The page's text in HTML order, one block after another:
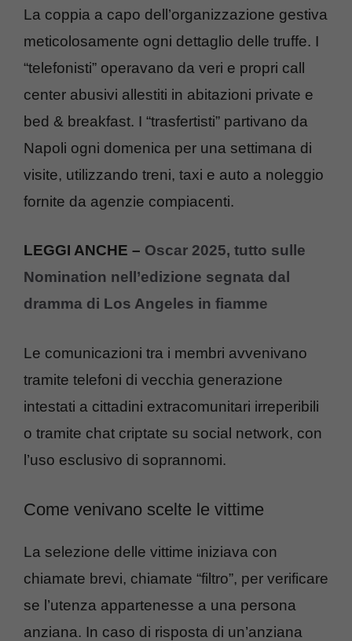
La coppia a capo dell’organizzazione gestiva
meticolosamente ogni dettaglio delle truffe. I
“telefonisti” operavano da veri e propri call
center abusivi allestiti in abitazioni private e
bed & breakfast. I “trasfertisti” partivano da
Napoli ogni domenica per una settimana di
visite, utilizzando treni, taxi e auto a noleggio
fornite da agenzie compiacenti.
LEGGI ANCHE – Oscar 2025, tutto sulle
Nomination nell’edizione segnata dal
dramma di Los Angeles in fiamme
Le comunicazioni tra i membri avvenivano
tramite telefoni di vecchia generazione
intestati a cittadini extracomunitari irreperibili
o tramite chat criptate su social network, con
l’uso esclusivo di soprannomi.
Come venivano scelte le vittime
La selezione delle vittime iniziava con
chiamate brevi, chiamate “filtro”, per verificare
se l’utenza appartenesse a una persona
anziana. In caso di risposta di un’anziana